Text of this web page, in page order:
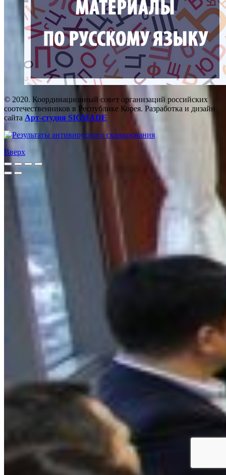
© 2020. Координационный совет организаций российских
соотечественников в Республике Корея. Разработка и дизайн
сайта Арт-студия SIGMADE
Вверх